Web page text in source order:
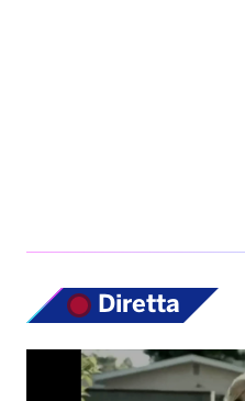
Diretta